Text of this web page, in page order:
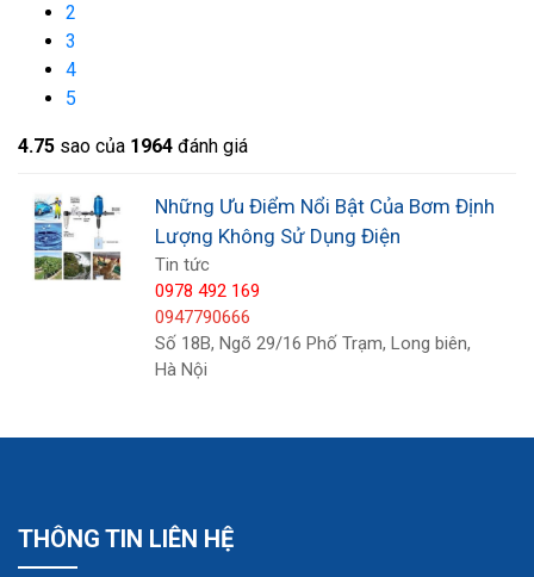
Động cơ piston
Buồng bơm dạng xi lanh
2
3
4
5
4.75 sao của 1964 đánh giá
Những Ưu Điểm Nổi Bật Của Bơm Định
Lượng Không Sử Dụng Điện
Tin tức
0978 492 169
0947790666
Số 18B, Ngõ 29/16 Phố Trạm, Long biên,
Hà Nội
THÔNG TIN LIÊN HỆ